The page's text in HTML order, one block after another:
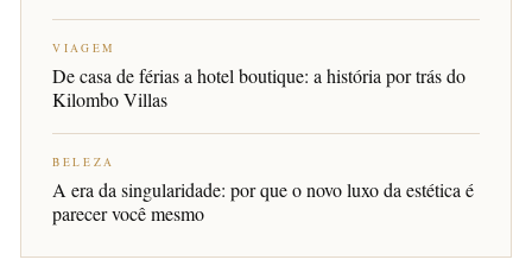
VIAGEM
De casa de férias a hotel boutique: a história por trás do
Kilombo Villas
BELEZA
A era da singularidade: por que o novo luxo da estética é
parecer você mesmo